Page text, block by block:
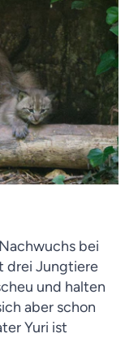
bei
drei Jungtiere
und halten
aber schon
Yuri ist